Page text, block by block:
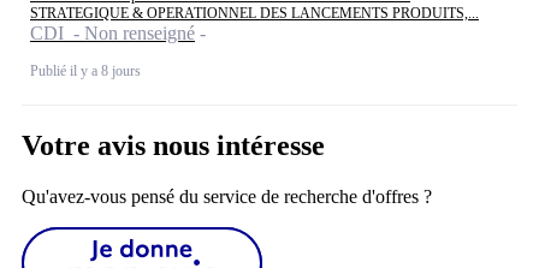
STRATEGIQUE & OPERATIONNEL DES LANCEMENTS PRODUITS,...
CDI - Non renseigné
Publié il y a 8 jours
Votre avis nous intéresse
Qu'avez-vous pensé du service de recherche d'offres ?